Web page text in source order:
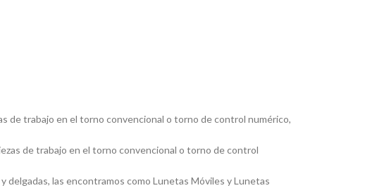
de trabajo en el torno convencional o torno de control numérico,
de trabajo en el torno convencional o torno de control
las encontramos como Lunetas Móviles y Lunetas